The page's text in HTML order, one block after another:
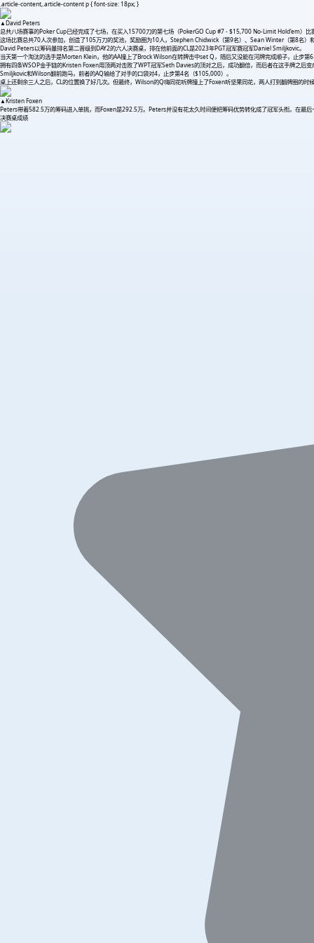
.article-content,.article-content p { font-size: 18px; }
▲David Peters
总共八场赛事的Poker Cup已经完成了七场，在买入15700刀的第七场（PokerGO Cup #7 - $15,700 No-Limit Hold'em）
这场比赛总共70人次参加，创造了105万刀的奖池，奖励圈为10人，Stephen Chidwick（第9名）、Sean Winter（第8名）
David Peters以筹码量排名第二晋级到DAY2的六人决赛桌，排在他前面的CL是2023年PGT冠军赛冠军Daniel Smiljkovic。
当天第一个淘汰的选手是Morten Klein，他的AA撞上了Brock Wilson在转牌击中set Q，随后又没能在河牌完成顺子，止步第
拥有四条WSOP金手链的Kristen Foxen用顶两对击败了WPT冠军Seth Davies的顶对之后，成功翻倍，而后者在这手牌之后
Smiljkovic和Wilson翻前跑马，前者的AQ输给了对手的口袋对4，止步第4名（$105,000）。
桌上还剩余三人之后，CL的位置换了好几次。但最终，Wilson的Q嗨同花听牌撞上了Foxen听坚果同花，两人打到翻牌圈
▲Kristen Foxen
Peters带着582.5万的筹码进入单挑，而Foxen是292.5万。Peters并没有花太久时间便把筹码优势转化成了冠军头衔。在
决赛桌成绩